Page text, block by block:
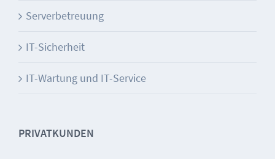
Serverbetreuung
IT-Sicherheit
IT-Wartung und IT-Service
PRIVATKUNDEN